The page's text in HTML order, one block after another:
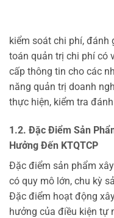
kiểm soát chi phí, đánh
toán quản trị chi phí có
cấp thông tin cho các
năng quản trị doanh
thực hiện, kiểm tra
1.2. Đặc Điểm Sản
Hưởng Đến KTQTCP
Đặc điểm sản phẩm
có quy mô lớn, chu kỳ
Đặc điểm hoạt động
hưởng của điều kiện tự